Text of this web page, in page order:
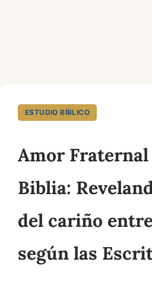
ESTUDIO BÍBLICO
Amor Fraternal
Biblia:
del cariño
según las